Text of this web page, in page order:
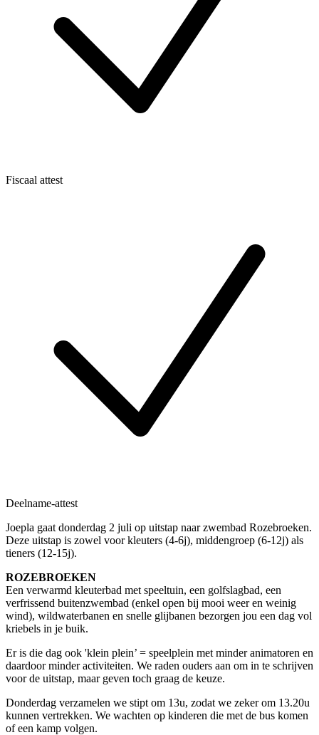
Fiscaal attest
Deelname-attest
Joepla gaat donderdag 2 juli op uitstap naar zwembad Rozebroeken.
Deze uitstap is zowel voor kleuters (4-6j), middengroep (6-12j) als
tieners (12-15j).
ROZEBROEKEN
Een verwarmd kleuterbad met speeltuin, een golfslagbad, een
verfrissend buitenzwembad (enkel open bij mooi weer en weinig
wind), wildwaterbanen en snelle glijbanen bezorgen jou een dag vol
kriebels in je buik.
Er is die dag ook 'klein plein’ = speelplein met minder animatoren en
daardoor minder activiteiten. We raden ouders aan om in te schrijven
voor de uitstap, maar geven toch graag de keuze.
Donderdag verzamelen we stipt om 13u, zodat we zeker om 13.20u
kunnen vertrekken. We wachten op kinderen die met de bus komen
of een kamp volgen.